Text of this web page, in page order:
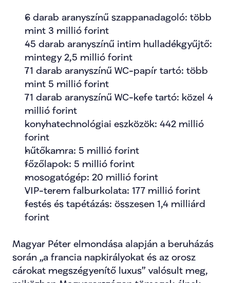
6 darab aranyszínű szappanadagoló: több
mint 3 millió forint
45 darab aranyszínű intim hulladékgyűjtő:
mintegy 2,5 millió forint
71 darab aranyszínű WC-papír tartó: több
mint 5 millió forint
71 darab aranyszínű WC-kefe tartó: közel 4
millió forint
konyhatechnológiai eszközök: 442 millió
forint
hűtőkamra: 5 millió forint
főzőlapok: 5 millió forint
mosogatógép: 20 millió forint
VIP-terem falburkolata: 177 millió forint
festés és tapétázás: összesen 1,4 milliárd
forint
Magyar Péter elmondása alapján a beruházás
során „a francia napkirályokat és az orosz
cárokat megszégyenítő luxus” valósult meg,